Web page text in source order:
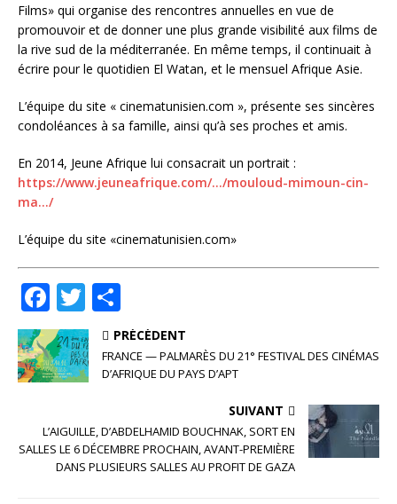
Films» qui organise des rencontres annuelles en vue de
promouvoir et de donner une plus grande visibilité aux films de
la rive sud de la méditerranée. En même temps, il continuait à
écrire pour le quotidien El Watan, et le mensuel Afrique Asie.
L’équipe du site « cinematunisien.com », présente ses sincères
condoléances à sa famille, ainsi qu’à ses proches et amis.
En 2014, Jeune Afrique lui consacrait un portrait :
https://www.jeuneafrique.com/…/mouloud-mimoun-cin-
ma…/
L’équipe du site «cinematunisien.com»
F
a
c
e
o
o
T
w
it
te
ar
ta
g
r
PRÉCÉDENT
FRANCE — PALMARÈS DU 21° FESTIVAL DES CINÉMAS
D’AFRIQUE DU PAYS D’APT
SUIVANT
L’AIGUILLE, D’ABDELHAMID BOUCHNAK, SORT EN
SALLES LE 6 DÉCEMBRE PROCHAIN, AVANT-PREMIÈRE
DANS PLUSIEURS SALLES AU PROFIT DE GAZA